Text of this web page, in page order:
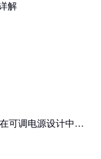
解
可调电源设计中的